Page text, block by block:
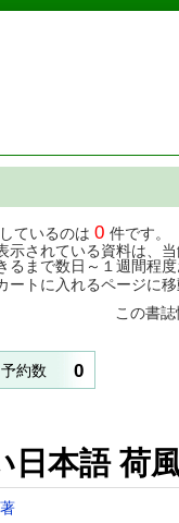
索・予約システム
ているのは 0 件です。
されている資料は、
まで数日～１週間程度
ートに入れるページに移
この書
予約数 0
日本語